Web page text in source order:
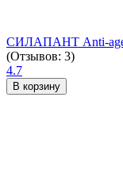
СИЛАПАНТ Anti-age
(Отзывов: 3)
4.7
В корзину